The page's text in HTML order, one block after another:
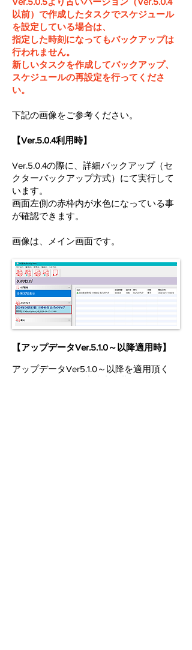
以前）で作成したタスクでスケジュール
を設定している場合は、
指定した時刻になってもバックアップは
行われません。
新しいタスクを作成してバックアップ、
スケジュールの再設定を行ってくださ
い。
下記の画像をご参考ください。
【Ver.5.0.4利用時】
Ver.5.0.4の際に、詳細バックアップ（セ
クターバックアップ方式）にて実行して
います。
​画面左側の赤枠内が水色になっている事
が確認できます。
画像は、メイン画面です。
【アップデータVer.5.1.0～以降適用時】
​アップデータVer5.1.0～以降を適用頂く